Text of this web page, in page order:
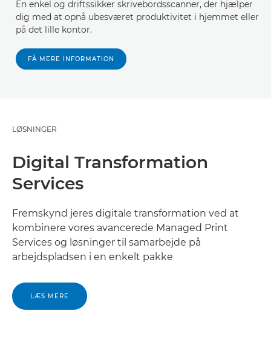
En enkel og driftssikker skrivebordsscanner, der hjælper
dig med at opnå ubesværet produktivitet i hjemmet eller
på det lille kontor.
FÅ MERE INFORMATION
LØSNINGER
Digital Transformation
Services
Fremskynd jeres digitale transformation ved at
kombinere vores avancerede Managed Print
Services og løsninger til samarbejde på
arbejdspladsen i en enkelt pakke
LÆS MERE